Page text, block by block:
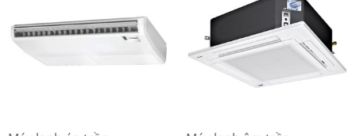
₫ 32.700.000.
₫ 24.600.000.